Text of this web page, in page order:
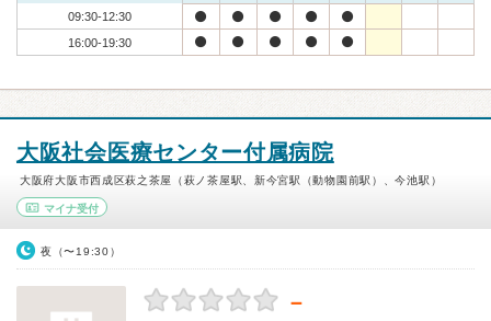
09:30-12:30
16:00-19:30
大阪社会医療センター付属病院
大阪府大阪市西成区萩之茶屋（萩ノ茶屋駅、新今宮駅（動物園前駅）、今池駅）
マイナ受付
夜（〜19:30）
－